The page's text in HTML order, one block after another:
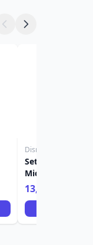
Disney
Set mit 2
Mickey &
Disney Home
13,90 €